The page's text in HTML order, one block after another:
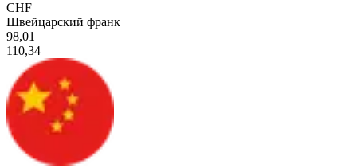
CHF
Швейцарский франк
98,01
110,34